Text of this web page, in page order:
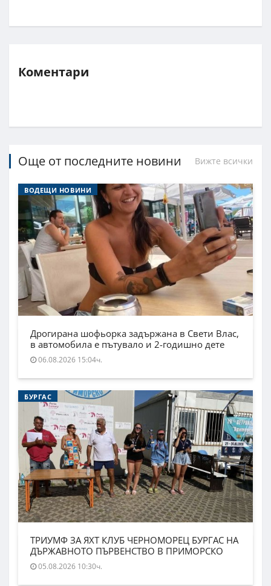
Коментари
Още от последните новини Вижте всички
ВОДЕЩИ НОВИНИ
Дрогирана шофьорка задържана в Свети Влас,
в автомобила е пътувало и 2-годишно дете
06.08.2026 15:04ч.
БУРГАС
ТРИУМФ ЗА ЯХТ КЛУБ ЧЕРНОМОРЕЦ БУРГАС НА
ДЪРЖАВНОТО ПЪРВЕНСТВО В ПРИМОРСКО
05.08.2026 10:30ч.